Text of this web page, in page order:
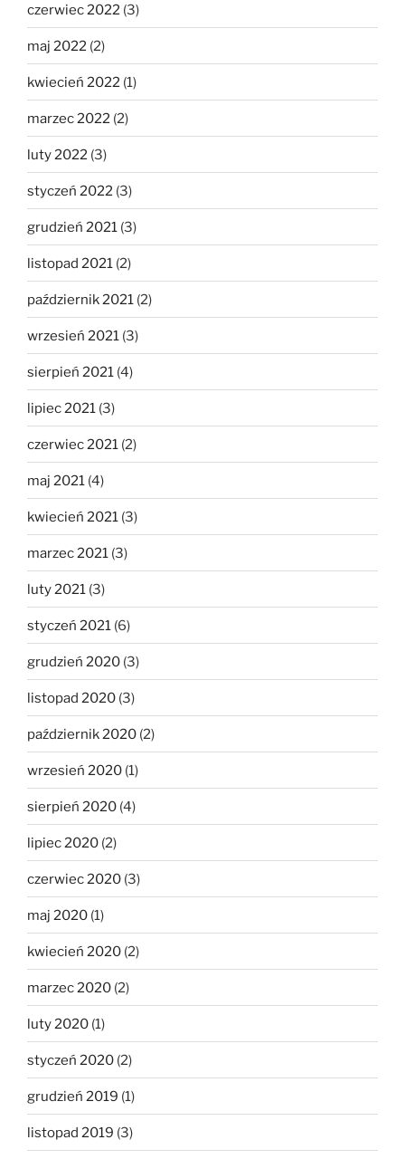
czerwiec 2022 (3)
maj 2022 (2)
kwiecień 2022 (1)
marzec 2022 (2)
luty 2022 (3)
styczeń 2022 (3)
grudzień 2021 (3)
listopad 2021 (2)
październik 2021 (2)
wrzesień 2021 (3)
sierpień 2021 (4)
lipiec 2021 (3)
czerwiec 2021 (2)
maj 2021 (4)
kwiecień 2021 (3)
marzec 2021 (3)
luty 2021 (3)
styczeń 2021 (6)
grudzień 2020 (3)
listopad 2020 (3)
październik 2020 (2)
wrzesień 2020 (1)
sierpień 2020 (4)
lipiec 2020 (2)
czerwiec 2020 (3)
maj 2020 (1)
kwiecień 2020 (2)
marzec 2020 (2)
luty 2020 (1)
styczeń 2020 (2)
grudzień 2019 (1)
listopad 2019 (3)